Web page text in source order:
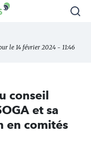
le 14 février 2024 - 11:46
conseil
et sa
en comités